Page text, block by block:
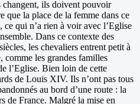
changent, ils doivent pouvoir
que la place de la femme dans ce
ce qui n’a rien à voir avec l’Eglise
Dans ce contexte des
les chevaliers entrent petit à
comme les grandes familles
l’Eglise. Bien loin de cette
de Louis XIV. Ils n’ont pas tous
au bord d’une route : la
de France. Malgré la mise en